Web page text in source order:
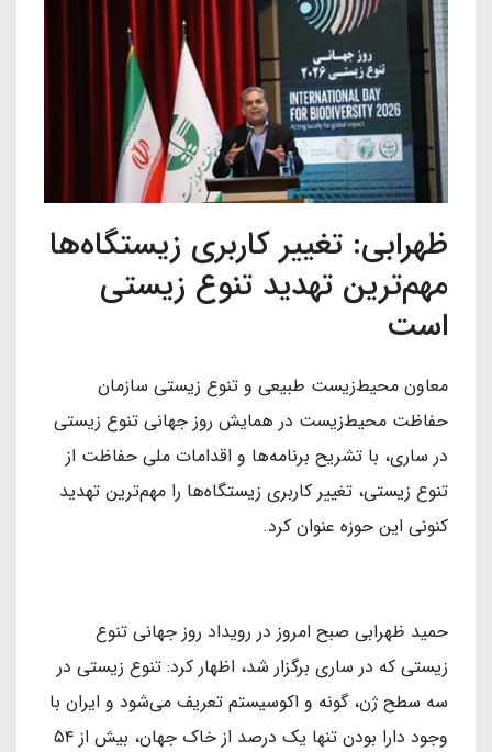
ظهرابی: تغییر کاربری زیستگاه‌ها
مهم‌ترین تهدید تنوع زیستی
است
معاون محیط‌زیست طبیعی و تنوع زیستی سازمان
حفاظت محیط‌زیست در همایش روز جهانی تنوع زیستی
در ساری، با تشریح برنامه‌ها و اقدامات ملی حفاظت از
تنوع زیستی، تغییر کاربری زیستگاه‌ها را مهم‌ترین تهدید
کنونی این حوزه عنوان کرد.
حمید ظهرابی صبح امروز در رویداد روز جهانی تنوع
زیستی که در ساری برگزار شد، اظهار کرد: تنوع زیستی در
سه سطح ژن، گونه و اکوسیستم تعریف می‌شود و ایران با
وجود دارا بودن تنها یک درصد از خاک جهان، بیش از ۵۴